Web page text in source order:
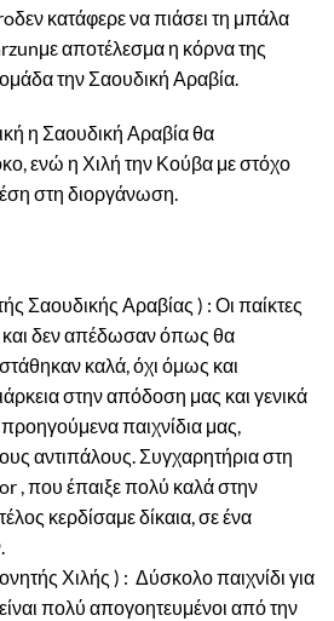
δεν κατάφερε να πιάσει τη μπάλα
με αποτέλεσμα η κόρνα της
ομάδα την Σαουδική Αραβία.
η Σαουδική Αραβία θα
ενώ η Χιλή την Κούβα με στόχο
στη διοργάνωση.
Σαουδικής Αραβίας ) : Οι παίκτες
και δεν απέδωσαν όπως θα
καλά, όχι όμως και
στην απόδοση μας και γενικά
παιχνίδια μας,
αντιπάλους. Συγχαρητήρια στη
, που έπαιξε πολύ καλά στην
κερδίσαμε δίκαια, σε ένα
Χιλής ) : Δύσκολο παιχνίδι για
πολύ απογοητευμένοι από την